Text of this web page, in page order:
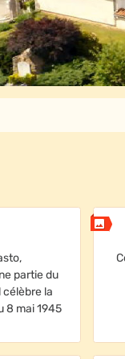
partie du
la
8 mai 1945